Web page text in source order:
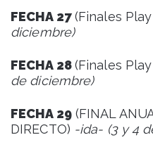
FECHA 27(Finales
diciembre)
FECHA 28(Finales
de diciembre)
FECHA 29(FINAL
DIRECTO) -ida- (3 y 4